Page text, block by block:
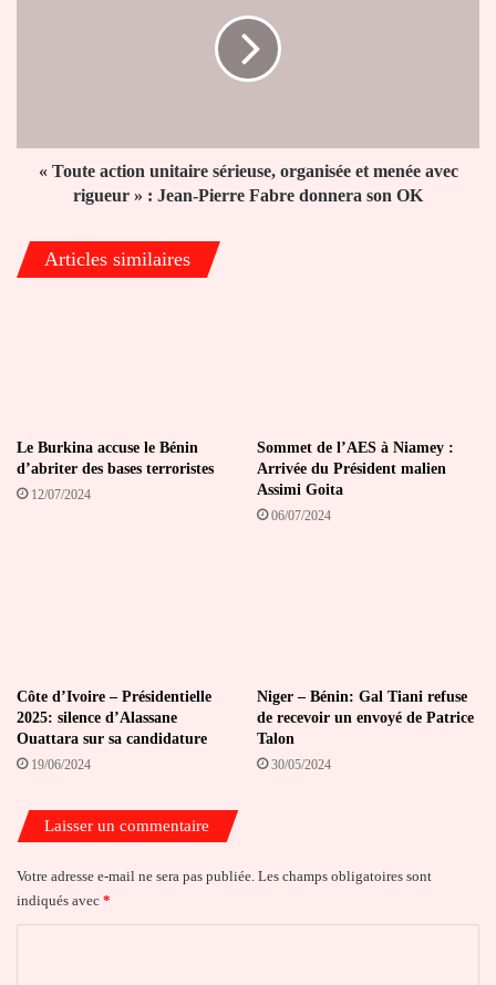
avec
rigueur
Jean-
Pierre
« Toute action unitaire sérieuse, organisée et menée avec
rigueur » : Jean-Pierre Fabre donnera son OK
Articles similaires
Le Burkina accuse le Bénin
d’abriter des bases terroristes
12/07/2024
Sommet de l’AES à Niamey :
Arrivée du Président malien
Assimi Goita
06/07/2024
Côte d’Ivoire – Présidentielle
2025: silence d’Alassane
Ouattara sur sa candidature
19/06/2024
Niger – Bénin: Gal Tiani refuse
de recevoir un envoyé de Patrice
Talon
30/05/2024
Laisser un commentaire
Votre adresse e-mail ne sera pas publiée. Les champs obligatoires sont
indiqués avec *